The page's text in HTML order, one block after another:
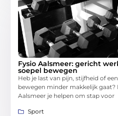
Fysio Aalsmeer: gericht
soepel bewegen
Heb je last van pijn, stijfheid of
bewegen minder makkelijk gaat?
Aalsmeer je helpen om stap voor
Sport